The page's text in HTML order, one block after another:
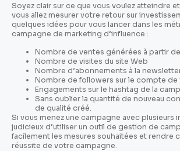
Soyez clair sur ce que vous voulez atteindre
vous allez mesurer votre retour sur
quelques idées pour vous lancer dans les
campagne de marketing d’influence :
Nombre de ventes générées à partir
Nombre de visites du site Web
Nombre d’abonnements à la
Nombre de followers sur le compte de
Engagements sur le hashtag de la
Sans oublier la quantité de nouveau
de qualité créé.
Si vous menez une campagne avec plusieurs
judicieux d’utiliser un outil de gestion de
facilement les mesures souhaitées et rendre
réussite de votre campagne.